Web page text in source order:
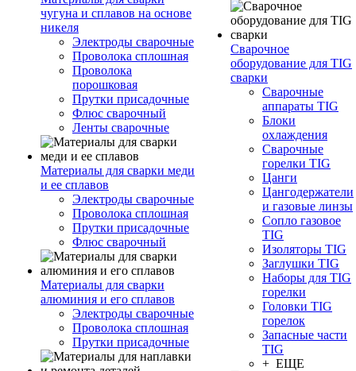
чугуна и сплавов на основе
никеля
Электроды сварочные
Проволока сплошная
Проволока
порошковая
Прутки присадочные
Флюс сварочный
Ленты сварочные
Материалы для сварки меди
и ее сплавов
Электроды сварочные
Проволока сплошная
Прутки присадочные
Флюс сварочный
Материалы для сварки
алюминия и его сплавов
Электроды сварочные
Проволока сплошная
Прутки присадочные
Сварочное
оборудование для TIG
сварки
Сварочные
аппараты TIG
Блоки
охлаждения
Сварочные
горелки TIG
Цанги
Цангодержатели
и газовые линзы
Сопло газовое
TIG
Изоляторы TIG
Заглушки TIG
Наборы для TIG
горелки
Головки TIG
горелок
Запасные части
TIG
+ ЕЩЕ